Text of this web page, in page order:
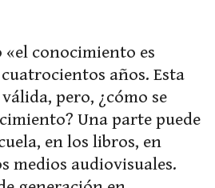
«el conocimiento es
años. Esta
pero, ¿cómo se
Una parte puede
en los libros, en
medios audiovisuales.